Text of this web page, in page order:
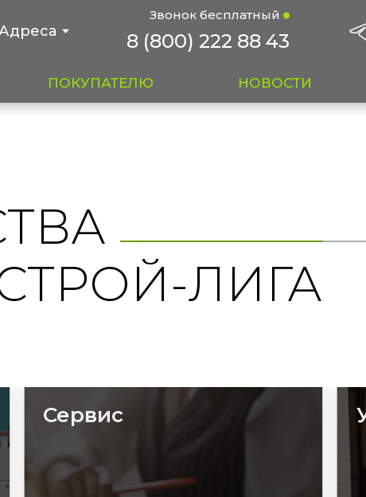
Звонок бесплатный
8 (800) 222 88 43
ПОКУПАТЕЛЮ НОВОСТИ
ЛИГА
Сервис